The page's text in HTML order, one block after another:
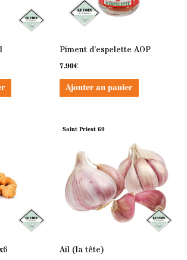
Piment d’espelette AOP
7.90€
Ajouter au panier
Saint Priest 69
Ail (la tête)